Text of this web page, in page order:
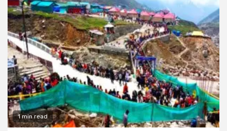
1 min read